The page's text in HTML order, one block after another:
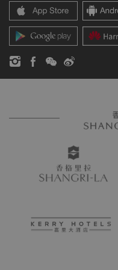
香格里拉公寓
联系方式
新闻稿